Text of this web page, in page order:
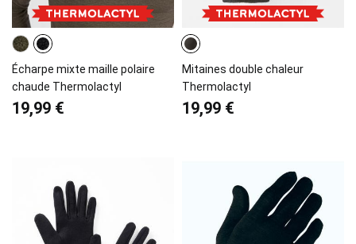
Écharpe mixte maille polaire
chaude Thermolactyl
19,99 €
Mitaines double chaleur
Thermolactyl
19,99 €